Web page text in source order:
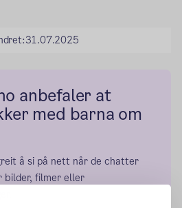
31.07.2025
anbefaler at
med barna om
å si på nett når de chatter
bilder, filmer eller